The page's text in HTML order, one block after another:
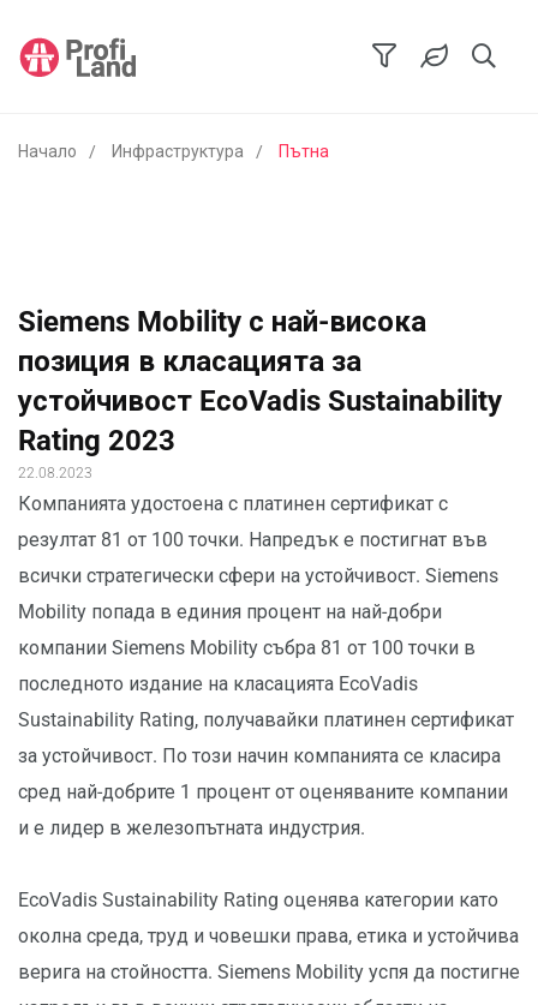
Начало Инфраструктура Пътна
Siemens Mobility с най-висока
позиция в класацията за
устойчивост EcoVadis Sustainability
Rating 2023
22.08.2023
Компанията удостоена с платинен сертификат с
резултат 81 от 100 точки. Напредък е постигнат във
всички стратегически сфери на устойчивост. Siemens
Mobility попада в единия процент на най-добри
компании Siemens Mobility събра 81 от 100 точки в
последното издание на класацията EcoVadis
Sustainability Rating, получавайки платинен сертификат
за устойчивост. По този начин компанията се класира
сред най-добрите 1 процент от оценяваните компании
и е лидер в железопътната индустрия.
EcoVadis Sustainability Rating оценява категории като
околна среда, труд и човешки права, етика и устойчива
верига на стойността. Siemens Mobility успя да постигне